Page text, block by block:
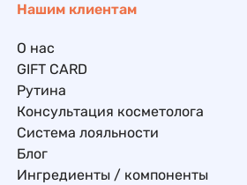
Нашим клиентам
О нас
GIFT CARD
Рутина
Консультация косметолога
Система лояльности
Блог
Ингредиенты / компоненты